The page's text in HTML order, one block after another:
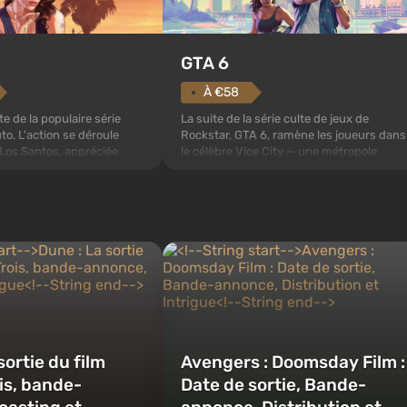
de la populaire série
L'action se déroule
Santos, appréciée
GTA 6
À €58
La suite de la série culte de jeux de
Rockstar, GTA 6, ramène les joueurs dans
le célèbre Vice City — une métropole
du film
bande-
Avengers : Doomsday Film :
Date de sortie, Bande-